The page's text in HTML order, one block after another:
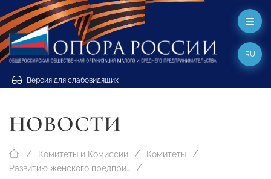
Версия для слабовидящих
RU
НОВОСТИ
Комитеты и Комиссии
Комитеты
Развитию женского предпринимательства